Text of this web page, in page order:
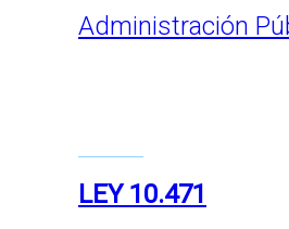
Administración
LEY 10.471